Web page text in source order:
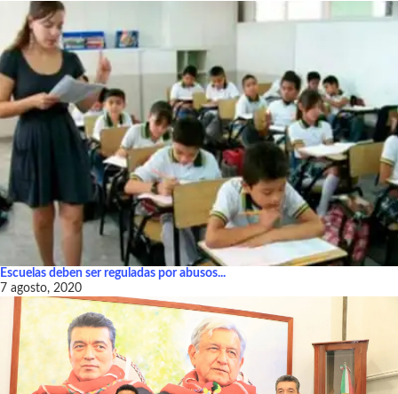
Escuelas deben ser reguladas por abusos...
7 agosto, 2020